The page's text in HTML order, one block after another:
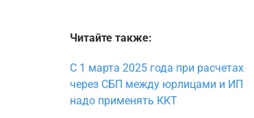
Читайте также:
С 1 марта 2025 года при расчетах
через СБП между юрлицами и ИП
надо применять ККТ